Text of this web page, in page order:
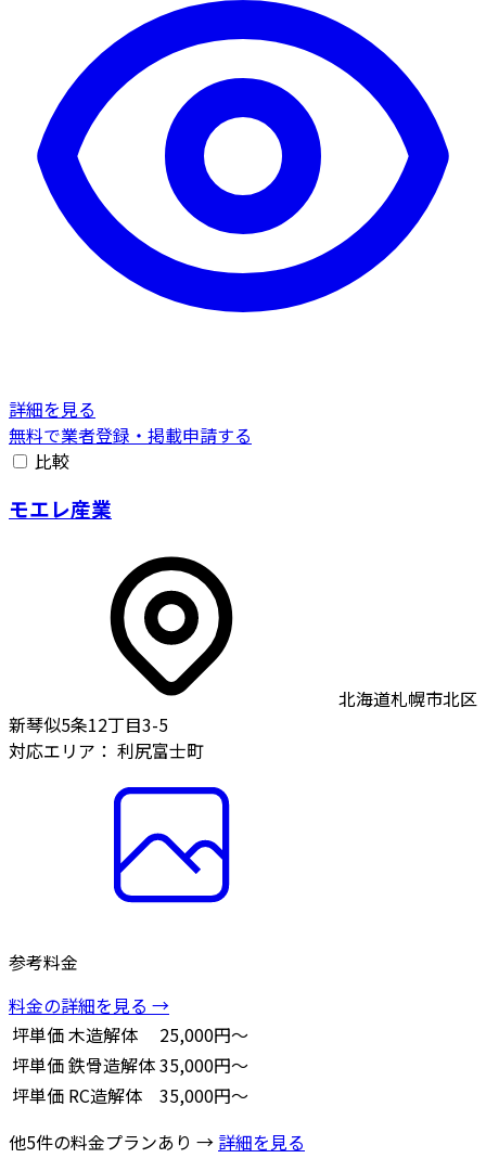
詳細を見る
無料で業者登録・掲載申請する
比較
モエレ産業
北海道札幌市北区
新琴似5条12丁目3-5
対応エリア： 利尻富士町
参考料金
料金の詳細を見る →
坪単価木造解体
25,000円～
坪単価鉄骨造解体35,000円～
坪単価 RC造解体
35,000円～
他5件の料金プランあり → 詳細を見る